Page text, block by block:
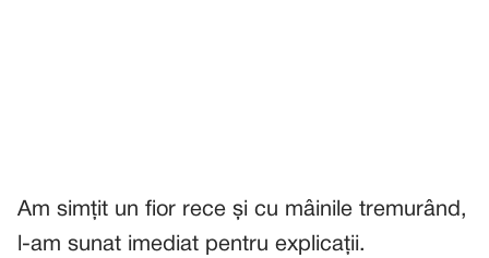
Am simțit un fior rece și cu mâinile tremurând,
l-am sunat imediat pentru explicații.